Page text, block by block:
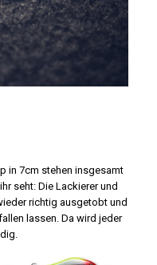
in 7cm stehen insgesamt
seht: Die Lackierer und
richtig ausgetobt und
lassen. Da wird jeder